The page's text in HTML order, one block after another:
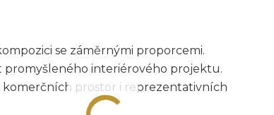
se záměrnými proporcemi.
promyšleného interiérového projektu.
prostor i reprezentativních